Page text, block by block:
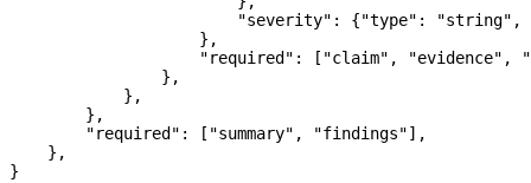
                        "severity"
: {"type" : "string" ,
                    },
                    "required"
: [ "claim" , "evidence" ,
                },
            },
        },
        "required"
: [ "summary" , "findings"],
    },
}